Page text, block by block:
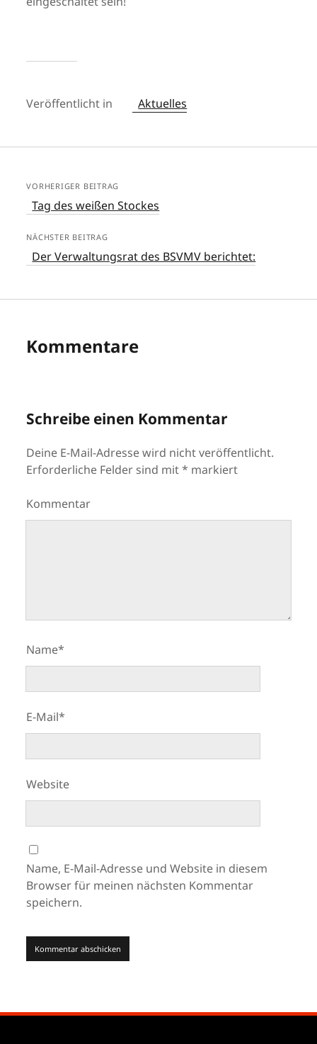
Veröffentlicht in Aktuelles
VORHERIGER BEITRAG
Tag des weißen Stockes
NÄCHSTER BEITRAG
Der Verwaltungsrat des BSVMV berichtet:
Kommentare
Schreibe einen Kommentar
Deine E-Mail-Adresse wird nicht veröffentlicht.
Erforderliche Felder sind mit* markiert
Kommentar
Name*
E-Mail*
Website
Name, E-Mail-Adresse und Website in diesem
Browser für meinen nächsten Kommentar
speichern.